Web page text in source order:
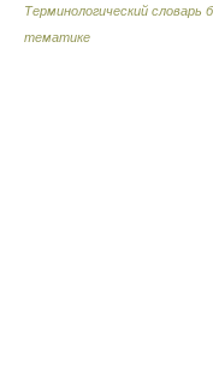
Терминологический словарь
тематике